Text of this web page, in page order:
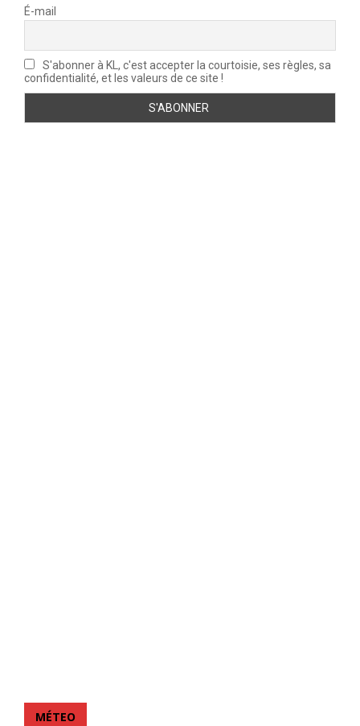
É-mail
S'abonner à KL, c'est accepter la courtoisie, ses règles, sa
confidentialité, et les valeurs de ce site !
MÉTEO